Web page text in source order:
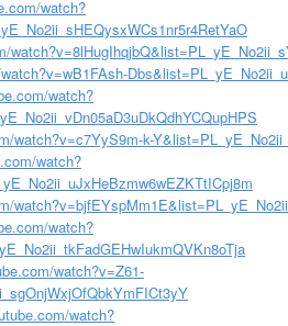
watch?
watch?
watch?v=c7YyS9m-k-
watch?
watch?
watch?v=Z61-
watch?